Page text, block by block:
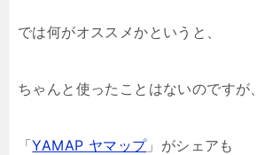
では何がオススメかというと、
ちゃんと使ったことはないのですが、
「YAMAP ヤマップ」がシェアも